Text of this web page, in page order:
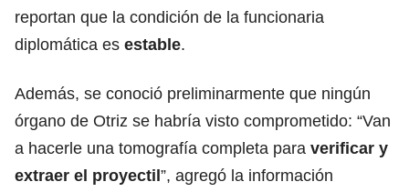
reportan que la condición de la funcionaria
diplomática es estable.
Además, se conoció preliminarmente que ningún
órgano de Otriz se habría visto comprometido: “Van
a hacerle una tomografía completa para verificar y
extraer el proyectil”, agregó la información